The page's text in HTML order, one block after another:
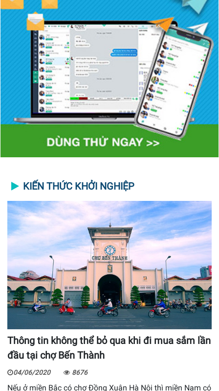
KIẾN THỨC KHỞI NGHIỆP
Thông tin không thể bỏ qua khi đi mua sắm lần
đầu tại chợ Bến Thành
04/06/2020 8676
Nếu ở miền Bắc có chợ Đồng Xuân Hà Nội thì miền Nam có